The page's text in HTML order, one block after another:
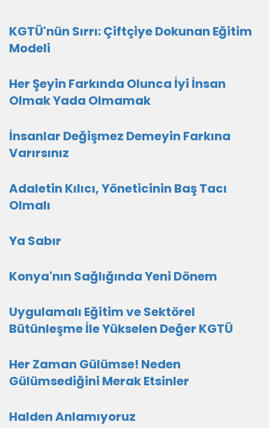
KGTÜ'nün Sırrı: Çiftçiye Dokunan Eğitim
Modeli
Her Şeyin Farkında Olunca İyi İnsan
Olmak Yada Olmamak
İnsanlar Değişmez Demeyin Farkına
Varırsınız
Adaletin Kılıcı, Yöneticinin Baş Tacı
Olmalı
Ya Sabır
Konya'nın Sağlığında Yeni Dönem
Uygulamalı Eğitim ve Sektörel
Bütünleşme İle Yükselen Değer KGTÜ
Her Zaman Gülümse! Neden
Gülümsediğini Merak Etsinler
Halden Anlamıyoruz